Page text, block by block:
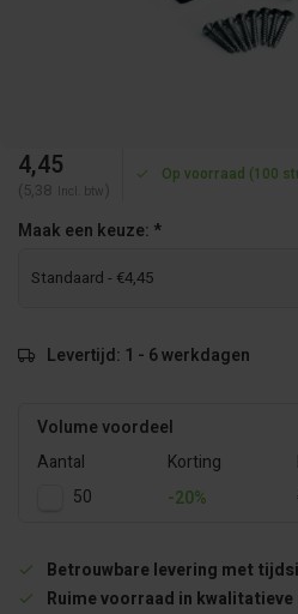
4,45
(5,38 Incl. btw )
Op voorraad (100
Maak een keuze: *
Levertijd: 1 - 6 werkdagen
Volume voordeel
Aantal
Korting
50
-20%
Betrouwbare levering met
Ruime voorraad in